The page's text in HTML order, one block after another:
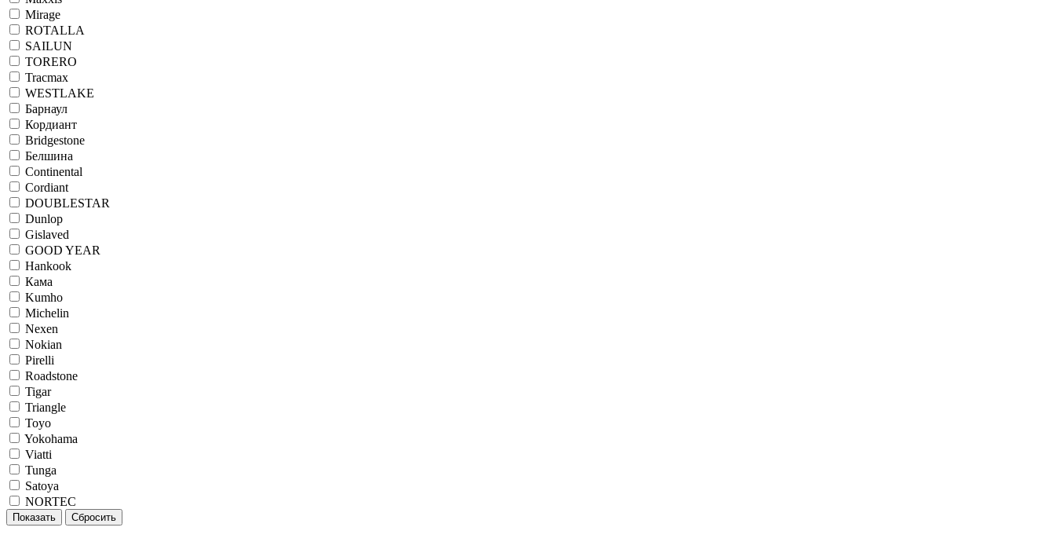
Mirage
ROTALLA
SAILUN
TORERO
Tracmax
WESTLAKE
Барнаул
Кордиант
Bridgestone
Белшина
Continental
Cordiant
DOUBLESTAR
Dunlop
Gislaved
GOOD YEAR
Hankook
Кама
Kumho
Michelin
Nexen
Nokian
Pirelli
Roadstone
Tigar
Triangle
Toyo
Yokohama
Viatti
Tunga
Satoya
NORTEC
Показать Сбросить